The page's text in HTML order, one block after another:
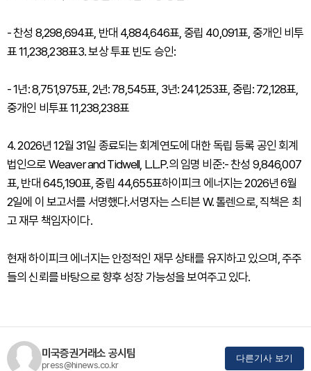
- 찬성 8,298,694표, 반대 4,884,646표, 중립 40,091표, 중개인 비투
표 11,238,238표3. 보상 투표 빈도 승인:
- 1년: 8,751,975표, 2년: 78,545표, 3년: 241,253표, 중립: 72,128표,
중개인 비투표 11,238,238표
4. 2026년 12월 31일 종료되는 회계연도에 대한 독립 등록 공인 회계
법인으로 Weaver and Tidwell, L.L.P.의 임명 비준:- 찬성 9,846,007
표, 반대 645,190표, 중립 44,655표하이피크 에너지는 2026년 6월
2일에 이 보고서를 서명했다.서명자는 스티븐 W. 톨렌으로, 직책은 최
고 재무 책임자이다.
현재 하이피크 에너지는 안정적인 재무 상태를 유지하고 있으며, 주주
들의 신뢰를 바탕으로 향후 성장 가능성을 보여주고 있다.
미국증권거래소 공시팀
press@hinews.co.kr
다른기사 보기